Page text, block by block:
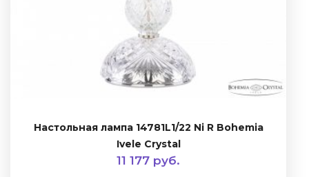
Настольная лампа 14781L1/22 Ni R Bohemia
Ivele Crystal
11 177 руб.